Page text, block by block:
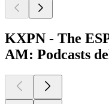
KXPN - The
AM: Podcasts